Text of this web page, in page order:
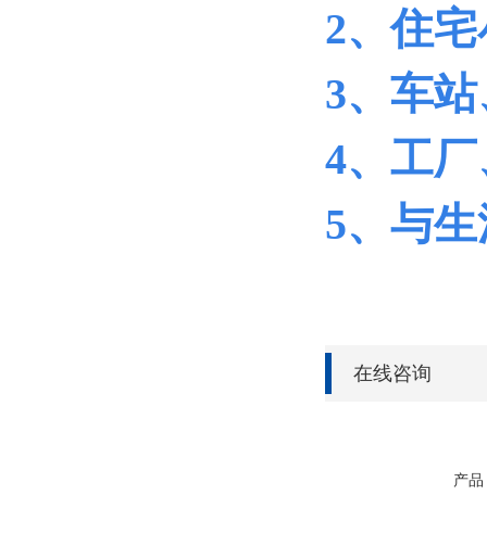
2、住
3、车
4、工
5、与
在线咨询
产品